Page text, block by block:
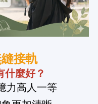
接軌
什麼好？
力高人一等